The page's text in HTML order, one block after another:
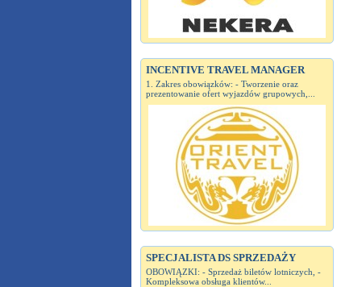
INCENTIVE TRAVEL MANAGER
1. Zakres obowiązków: - Tworzenie oraz
prezentowanie ofert wyjazdów grupowych,...
SPECJALISTA DS SPRZEDAŻY
OBOWIĄZKI: - Sprzedaż biletów lotniczych, -
Kompleksowa obsługa klientów...